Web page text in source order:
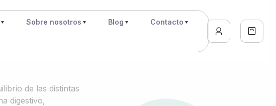
Sobre nosotros Blog Contacto
de las distintas
digestivo,